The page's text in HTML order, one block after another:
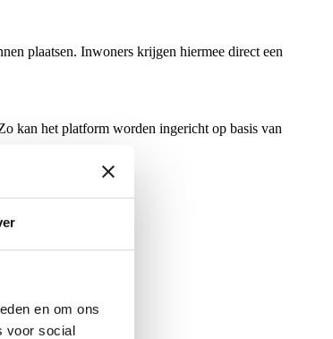
en om ons
voor social
plaatsen. Inwoners krijgen hiermee direct een
kan het platform worden ingericht op basis van